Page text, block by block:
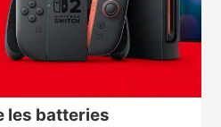
les batteries